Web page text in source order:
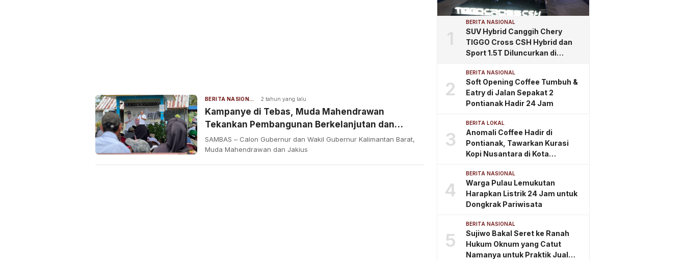
BERITA NASIONAL 2 tahun yang lalu
Kampanye di Tebas, Muda Mahendrawan
Tekankan Pembangunan Berkelanjutan dan
Kesejahteraan Masyarakat
SAMBAS – Calon Gubernur dan Wakil Gubernur Kalimantan Barat,
Muda Mahendrawan dan Jakius
1
BERITA NASIONAL
SUV Hybrid Canggih Chery
TIGGO Cross CSH Hybrid dan
Sport 1.5T Diluncurkan di
Kemewahan dan Teknologi
Masa Depan
2
BERITA NASIONAL
Soft Opening Coffee Tumbuh &
Eatry di Jalan Sepakat 2
Pontianak Hadir 24 Jam
3
BERITA LOKAL
Anomali Coffee Hadir di
Pontianak, Tawarkan Kurasi
Kopi Nusantara di Kota
4
BERITA NASIONAL
Warga Pulau Lemukutan
Harapkan Listrik 24 Jam untuk
Dongkrak Pariwisata
5
BERITA NASIONAL
Sujiwo Bakal Seret ke Ranah
Hukum Oknum yang Catut
Namanya untuk Praktik Jual